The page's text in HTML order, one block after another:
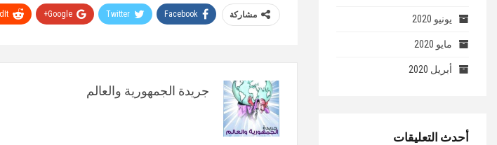
مشاركة Facebook
Twitter
Google+
جريدة الجمهورية والعالم
يونيو 2020
مايو 2020
أبريل 2020
أحدث التعليقات